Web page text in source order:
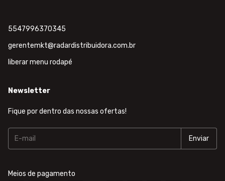
5547996370345
gerentemkt@radardistribuidora.com.br
liberar menu rodapé
Newsletter
Fique por dentro das nossas ofertas!
Meios de pagamento